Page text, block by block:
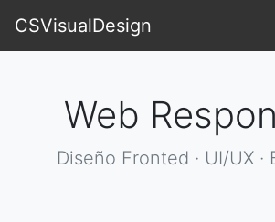
CSVisualDesign
Web
Diseño Fronted · UI/UX ·